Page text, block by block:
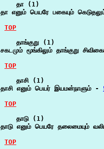
    தா (1)
தா எனும் பெயரே பகையும்
TOP
    தாங்குறு (1)
சகடமும் மூங்கிலும் தாங்குறு
TOP
    தாசி (1)
தாசி எனும் பெயர் இயமன்நாளும் -
TOP
    தாடு (1)
தாடு எனும் பெயரே தலைமையும்
TOP